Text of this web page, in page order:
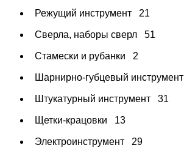
Режущий инструмент 21
Сверла, наборы сверл 51
Стамески и рубанки 2
Шарнирно-губцевый инструмент
Штукатурный инструмент 31
Щетки-крацовки 13
Электроинструмент 29